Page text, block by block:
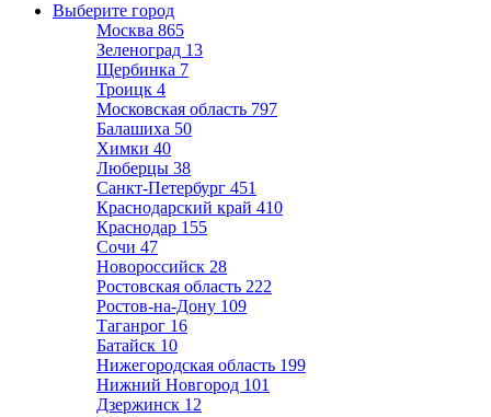
Выберите город
Москва 865
Зеленоград 13
Щербинка 7
Троицк 4
Московская область 797
Балашиха 50
Химки 40
Люберцы 38
Санкт-Петербург 451
Краснодарский край 410
Краснодар 155
Сочи 47
Новороссийск 28
Ростовская область 222
Ростов-на-Дону 109
Таганрог 16
Батайск 10
Нижегородская область 199
Нижний Новгород 101
Дзержинск 12